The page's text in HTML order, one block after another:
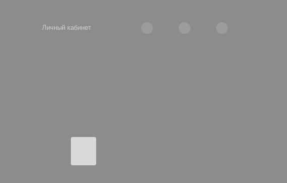
Личный кабинет